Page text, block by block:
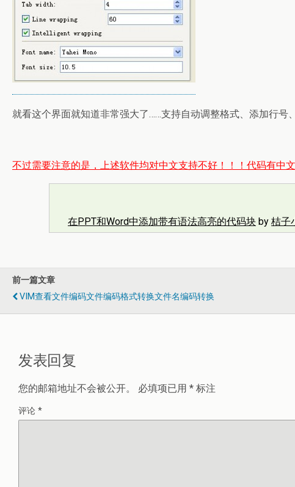
就看这个界面就知道非常强大了……支持自动调整格式、添加行号
不过需要注意的是，上述软件均对中文支持不好！！！代码有中
在PPT和Word中添加带有语法高亮的代码块 by 桔子
前一篇文章
VIM查看文件编码文件编码格式转换文件名编码转换
发表回复
您的邮箱地址不会被公开。 必填项已用 * 标注
评论 *